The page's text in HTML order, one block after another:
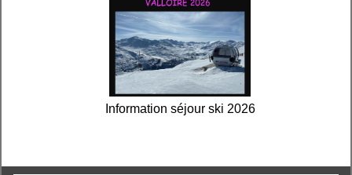
Information séjour ski 2026